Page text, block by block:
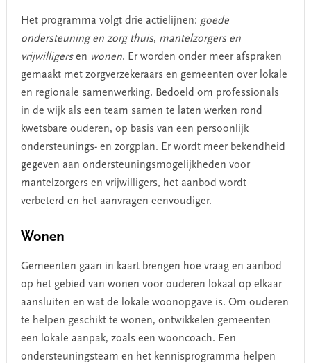
Het programma volgt drie actielijnen: goede
ondersteuning en zorg thuis, mantelzorgers en
vrijwilligersen wonen. Er worden onder meer afspraken
gemaakt met zorgverzekeraars en gemeenten over lokale
en regionale samenwerking. Bedoeld om professionals
in de wijk als een team samen te laten werken rond
kwetsbare ouderen, op basis van een persoonlijk
ondersteunings- en zorgplan. Er wordt meer bekendheid
gegeven aan ondersteuningsmogelijkheden voor
mantelzorgers en vrijwilligers, het aanbod wordt
verbeterd en het aanvragen eenvoudiger.
Wonen
Gemeenten gaan in kaart brengen hoe vraag en aanbod
op het gebied van wonen voor ouderen lokaal op elkaar
aansluiten en wat de lokale woonopgave is. Om ouderen
te helpen geschikt te wonen, ontwikkelen gemeenten
een lokale aanpak, zoals een wooncoach. Een
ondersteuningsteam en het kennisprogramma helpen